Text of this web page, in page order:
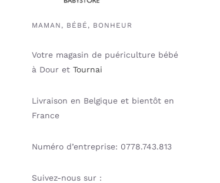
MAMAN, BÉBÉ, BONHEUR
Votre magasin de puériculture bébé
à Dour et Tournai
Livraison en Belgique et bientôt en
France
Numéro d’entreprise: 0778.743.813
Suivez-nous sur :